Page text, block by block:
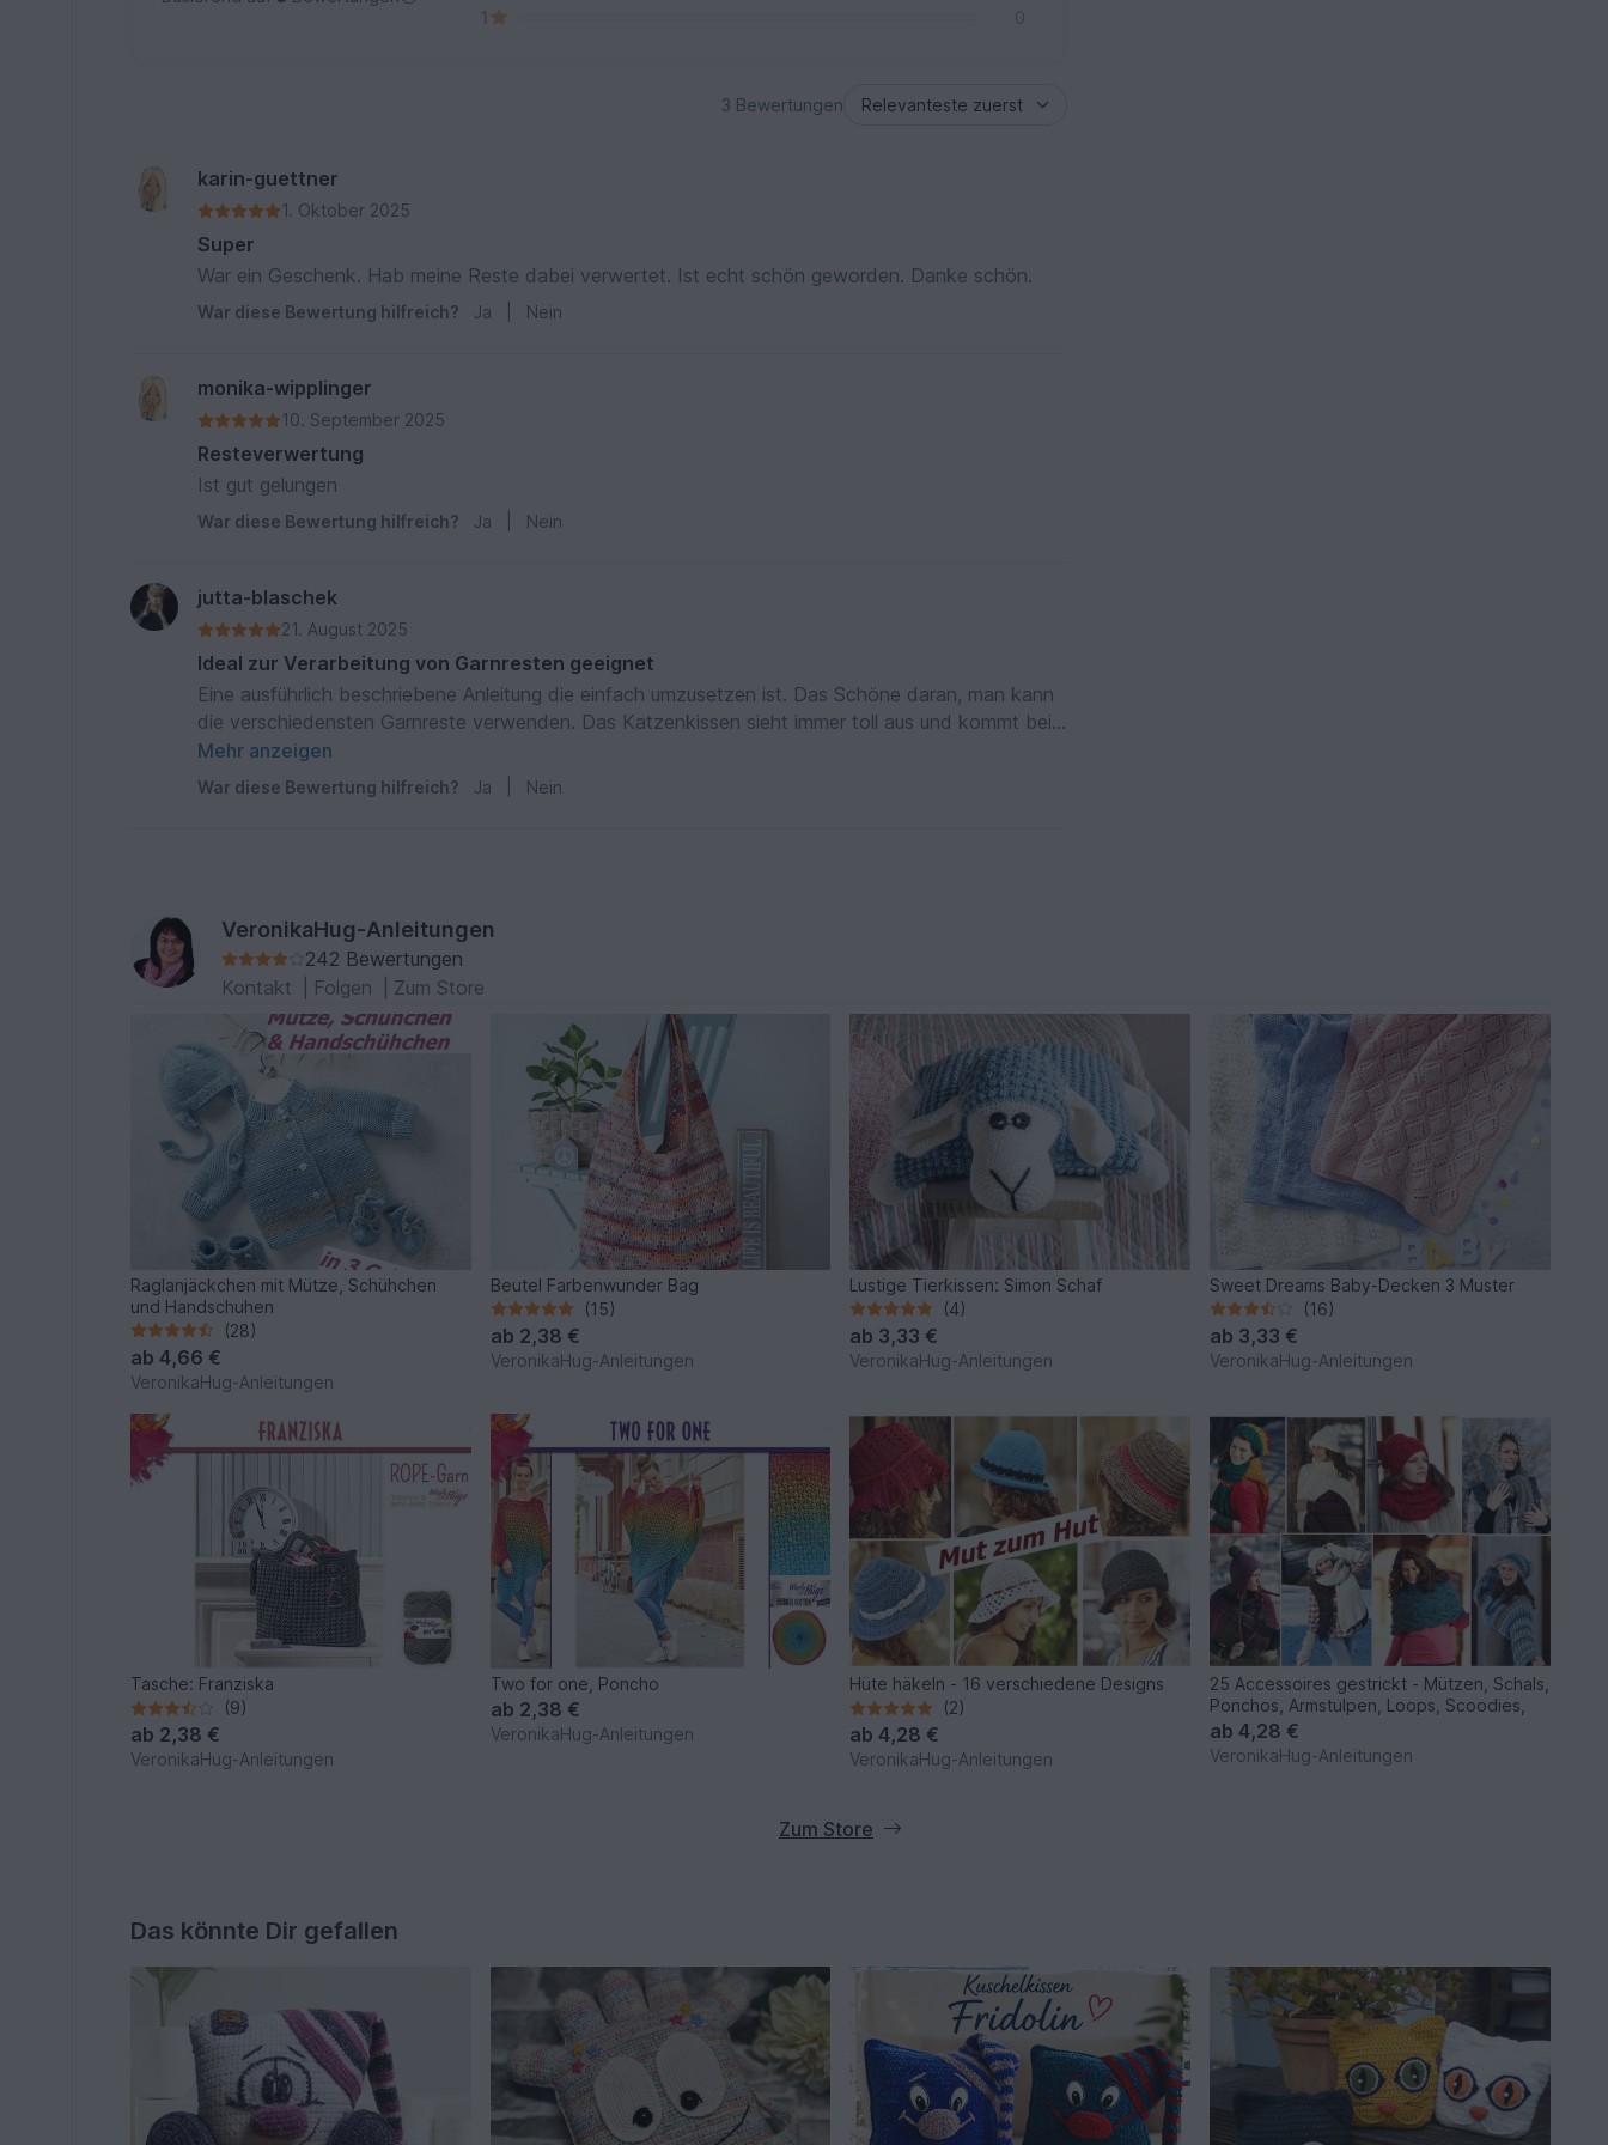
1
0
3 Bewertungen
karin-guettner
1. Oktober 2025
Super
War ein Geschenk. Hab meine Reste dabei verwertet. Ist echt schön geworden. Danke schön.
War diese Bewertung hilfreich? Ja Nein
monika-wipplinger
10. September 2025
Resteverwertung
Ist gut gelungen
War diese Bewertung hilfreich? Ja Nein
jutta-blaschek
21. August 2025
Ideal zur Verarbeitung von Garnresten geeignet
Eine ausführlich beschriebene Anleitung die einfach umzusetzen ist. Das Schöne daran, man kann
die verschiedensten Garnreste verwenden. Das Katzenkissen sieht immer toll aus und kommt bei
Kindern gut an.
Mehr anzeigen
War diese Bewertung hilfreich? Ja Nein
VeronikaHug-Anleitungen
242 Bewertungen
Kontakt
Folgen Zum Store
Raglanjäckchen mit Mütze, Schühchen
und Handschuhen
(28)
ab4,66 €
VeronikaHug-Anleitungen
Beutel Farbenwunder Bag
(15)
ab 2,38 €
VeronikaHug-Anleitungen
Lustige Tierkissen: Simon Schaf
(4)
ab 3,33 €
VeronikaHug-Anleitungen
Sweet Dreams Baby-Decken 3 Muster
(16)
ab 3,33 €
VeronikaHug-Anleitungen
Tasche: Franziska
(9)
ab 2,38 €
VeronikaHug-Anleitungen
Two for one, Poncho
ab 2,38 €
VeronikaHug-Anleitungen
Hüte häkeln - 16 verschiedene Designs
(2)
ab4,28 €
VeronikaHug-Anleitungen
25 Accessoires gestrickt - Mützen, Schals,
Ponchos, Armstulpen, Loops, Scoodies,
ab4,28 €
VeronikaHug-Anleitungen
Zum Store
Das könnte Dir gefallen